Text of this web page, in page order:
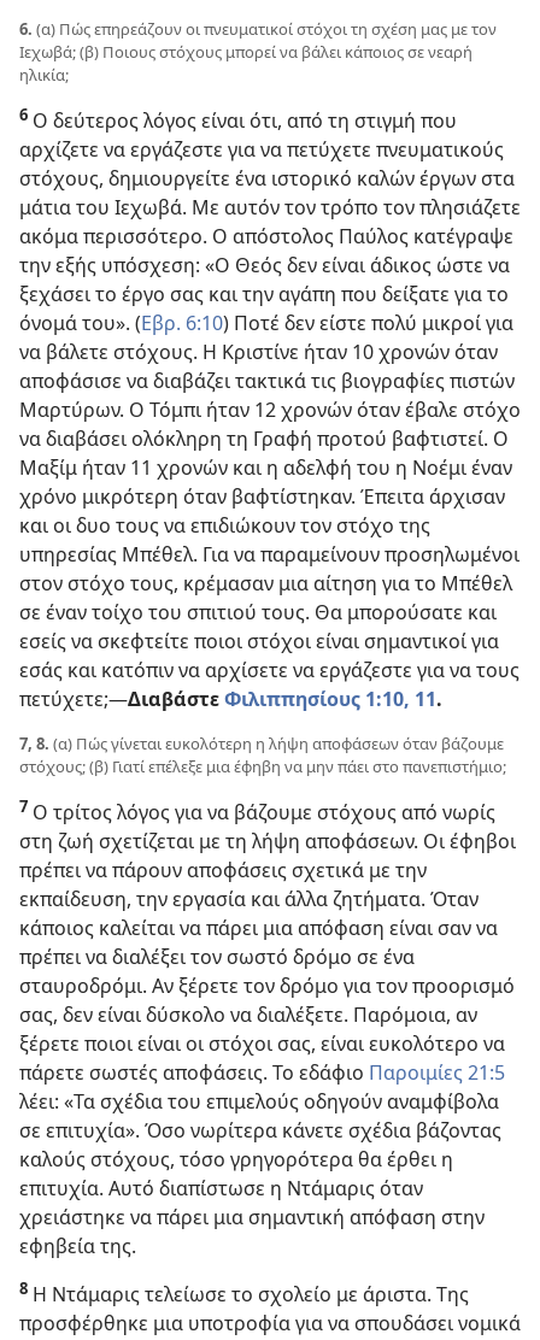
6. (α) Πώς επηρεάζουν οι πνευματικοί στόχοι τη σχέση μας με τον
Ιεχωβά; (β) Ποιους στόχους μπορεί να βάλει κάποιος σε νεαρή
ηλικία;
6 Ο δεύτερος λόγος είναι ότι, από τη στιγμή που
αρχίζετε να εργάζεστε για να πετύχετε πνευματικούς
στόχους, δημιουργείτε ένα ιστορικό καλών έργων στα
μάτια του Ιεχωβά. Με αυτόν τον τρόπο τον πλησιάζετε
ακόμα περισσότερο. Ο απόστολος Παύλος κατέγραψε
την εξής υπόσχεση: «Ο Θεός δεν είναι άδικος ώστε να
ξεχάσει το έργο σας και την αγάπη που δείξατε για το
όνομά του». (Εβρ. 6:10) Ποτέ δεν είστε πολύ μικροί για
να βάλετε στόχους. Η Κριστίνε ήταν 10 χρονών όταν
αποφάσισε να διαβάζει τακτικά τις βιογραφίες πιστών
Μαρτύρων. Ο Τόμπι ήταν 12 χρονών όταν έβαλε στόχο
να διαβάσει ολόκληρη τη Γραφή προτού βαφτιστεί. Ο
Μαξίμ ήταν 11 χρονών και η αδελφή του η Νοέμι έναν
χρόνο μικρότερη όταν βαφτίστηκαν. Έπειτα άρχισαν
και οι δυο τους να επιδιώκουν τον στόχο της
υπηρεσίας Μπέθελ. Για να παραμείνουν προσηλωμένοι
στον στόχο τους, κρέμασαν μια αίτηση για το Μπέθελ
σε έναν τοίχο του σπιτιού τους. Θα μπορούσατε και
εσείς να σκεφτείτε ποιοι στόχοι είναι σημαντικοί για
εσάς και κατόπιν να αρχίσετε να εργάζεστε για να τους
πετύχετε;​—ΔιαβάστεΦιλιππησίους 1:10, 11.
7, 8. (α) Πώς γίνεται ευκολότερη η λήψη αποφάσεων όταν βάζουμε
στόχους; (β) Γιατί επέλεξε μια έφηβη να μην πάει στο πανεπιστήμιο;
7 Ο τρίτος λόγος για να βάζουμε στόχους από νωρίς
στη ζωή σχετίζεται με τη λήψη αποφάσεων. Οι έφηβοι
πρέπει να πάρουν αποφάσεις σχετικά με την
εκπαίδευση, την εργασία και άλλα ζητήματα. Όταν
κάποιος καλείται να πάρει μια απόφαση είναι σαν να
πρέπει να διαλέξει τον σωστό δρόμο σε ένα
σταυροδρόμι. Αν ξέρετε τον δρόμο για τον προορισμό
σας, δεν είναι δύσκολο να διαλέξετε. Παρόμοια, αν
ξέρετε ποιοι είναι οι στόχοι σας, είναι ευκολότερο να
πάρετε σωστές αποφάσεις. Το εδάφιο Παροιμίες 21:5
λέει: «Τα σχέδια του επιμελούς οδηγούν αναμφίβολα
σε επιτυχία». Όσο νωρίτερα κάνετε σχέδια βάζοντας
καλούς στόχους, τόσο γρηγορότερα θα έρθει η
επιτυχία. Αυτό διαπίστωσε η Ντάμαρις όταν
χρειάστηκε να πάρει μια σημαντική απόφαση στην
εφηβεία της.
8 Η Ντάμαρις τελείωσε το σχολείο με άριστα. Της
προσφέρθηκε μια υποτροφία για να σπουδάσει νομικά